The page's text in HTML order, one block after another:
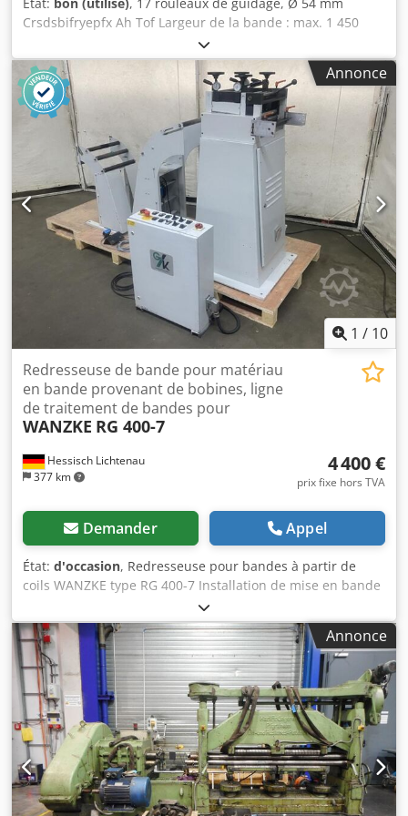
État: bon (utilisé), 17 rouleaux de guidage, Ø 54 mm
Crsdsbifryepfx Ah Tof Largeur de la bande : max. 1 450
mm Épaisseur de la bande : max. 2,5 mm
Annonce
1 / 10
Hessisch Lichtenau
377 km
Redresseuse de bande pour matériau
en bande provenant de bobines, ligne
de traitement de bandes pour
WANZKE RG 400-7
4 400 €
prix fixe hors TVA
Demander Appel
État: d'occasion, Redresseuse pour bandes à partir de
coils WANZKE type RG 400-7 Installation de mise en bande
pour le traitement de coils Numéro d’inventaire : 1349-6
Année de fabrication : 1983 Largeur nominale de bande :
400 mm Largeur des rouleaux : 408 mm Épaisseur
maximale de bande : 2 mm Section maximale de bande :
600 mm² Largeur des rouleaux de redressage : 408 mm
Nombre de rouleaux de redressage supérieur : 3 pièces
(non entraînés) Nombre de rouleaux de redressage
inférieur : 4 pièces (entraînés) Diamètre des rouleaux de
redressage : 50 mm Rouleaux d’entraînement : 2 pièces Ø
50 mm (celui du bas entraîné) Largeur du rouleau
d’entraînement supérieur : 390 mm Largeur du rouleau
Annonce